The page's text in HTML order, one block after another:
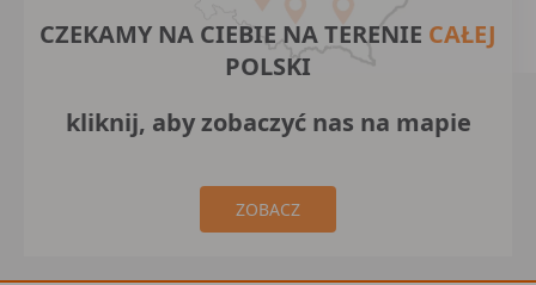
CZEKAMY NA CIEBIE NA TERENIE CAŁEJ
POLSKI
kliknij, aby zobaczyć nas na mapie
ZOBACZ